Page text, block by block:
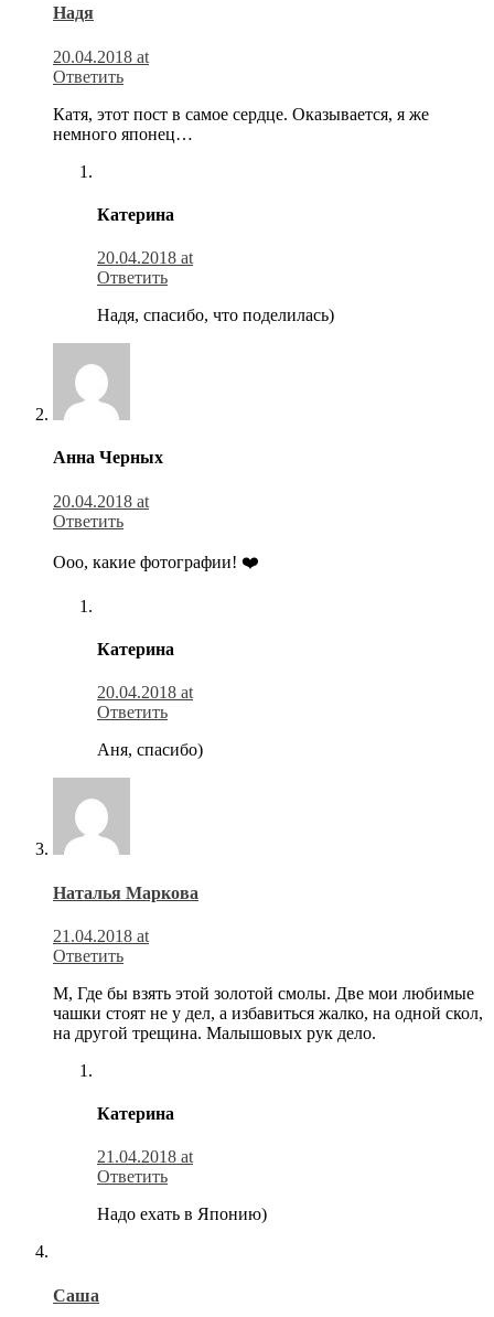
Надя
20.04.2018 at
Ответить
Катя, этот пост в самое сердце. Оказывается, я же
немного японец…
Катерина
20.04.2018 at
Ответить
Надя, спасибо, что поделилась)
Анна Черных
20.04.2018 at
Ответить
Ооо, какие фотографии! ❤️
Катерина
20.04.2018 at
Ответить
Аня, спасибо)
Наталья Маркова
21.04.2018 at
Ответить
М, Где бы взять этой золотой смолы. Две мои любимые
чашки стоят не у дел, а избавиться жалко, на одной скол,
на другой трещина. Малышовых рук дело.
Катерина
21.04.2018 at
Ответить
Надо ехать в Японию)
Саша